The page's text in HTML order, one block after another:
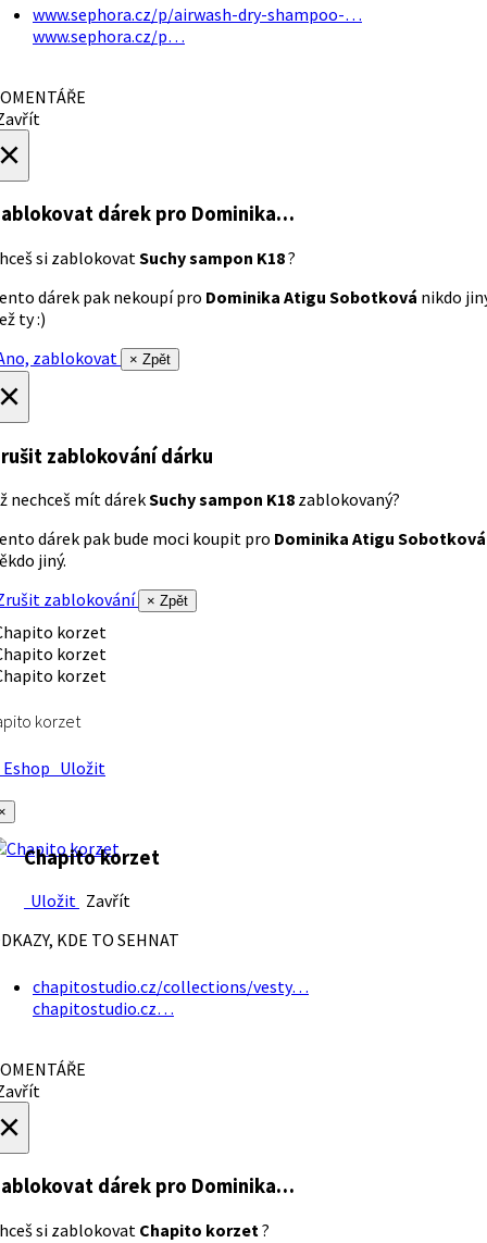
www.sephora.cz/p/airwash-dry-shampoo-…
www.sephora.cz/p…
dárek pro Dominika…
si zablokovatSuchy sampon K18?
dárek pak nekoupí pro Dominika Atigu Sobotková nikdo
ty :)
zablokovat
× Zpět
zablokování dárku
nechceš mít dárekSuchy sampon K18 zablokovaný?
dárek pak bude moci koupit pro Dominika Atigu Sobotková
jiný.
zablokování
× Zpět
korzet
Uložit
Chapito korzet
Uložit Zavřít
KDE TO SEHNAT
chapitostudio.cz/collections/vesty…
chapitostudio.cz…
dárek pro Dominika…
si zablokovat Chapito korzet?